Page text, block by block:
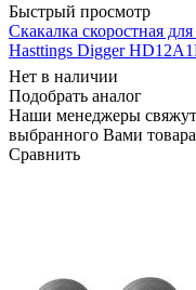
Быстрый просмотр
Скакалка скоростная
Hasttings Digger
Нет в наличии
Подобрать аналог
Наши менеджеры
выбранного Вами
Сравнить